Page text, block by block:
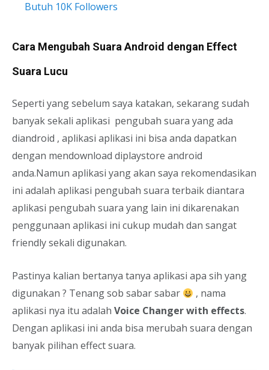
Butuh 10K Followers
Cara Mengubah Suara Android dengan Effect
Suara Lucu
Seperti yang sebelum saya katakan, sekarang sudah
banyak sekali aplikasi pengubah suara yang ada
diandroid , aplikasi aplikasi ini bisa anda dapatkan
dengan mendownload diplaystore android
anda.Namun aplikasi yang akan saya rekomendasikan
ini adalah aplikasi pengubah suara terbaik diantara
aplikasi pengubah suara yang lain ini dikarenakan
penggunaan aplikasi ini cukup mudah dan sangat
friendly sekali digunakan.
Pastinya kalian bertanya tanya aplikasi apa sih yang
digunakan ? Tenang sob sabar sabar
, nama
aplikasi nya itu adalah Voice Changer with effects.
Dengan aplikasi ini anda bisa merubah suara dengan
banyak pilihan effect suara.